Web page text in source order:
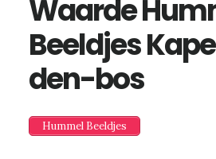
Waarde
Beeldjes
den-bos
Hummel Beeldjes